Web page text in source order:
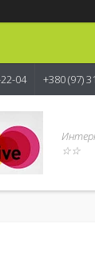
04 +380 (97)
☆☆